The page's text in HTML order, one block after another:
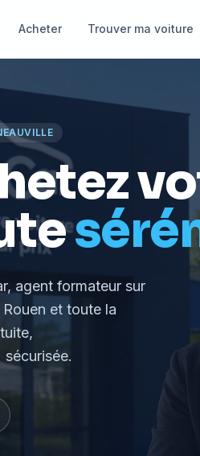
Acheter Trouver ma voiture
agent formateur sur
et toute la